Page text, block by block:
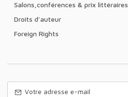
Salons,conférences & prix littéraires
Droits d'auteur
Foreign Rights